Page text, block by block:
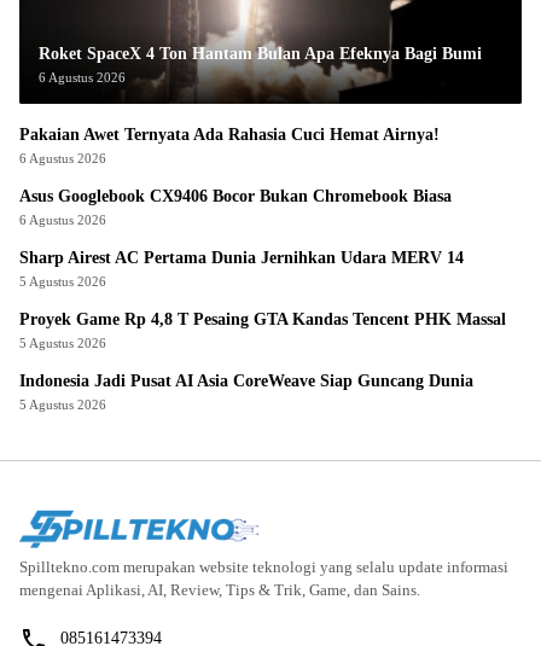
Roket SpaceX 4 Ton Hantam Bulan Apa Efeknya Bagi Bumi
6 Agustus 2026
Pakaian Awet Ternyata Ada Rahasia Cuci Hemat Airnya!
6 Agustus 2026
Asus Googlebook CX9406 Bocor Bukan Chromebook Biasa
6 Agustus 2026
Sharp Airest AC Pertama Dunia Jernihkan Udara MERV 14
5 Agustus 2026
Proyek Game Rp 4,8 T Pesaing GTA Kandas Tencent PHK Massal
5 Agustus 2026
Indonesia Jadi Pusat AI Asia CoreWeave Siap Guncang Dunia
5 Agustus 2026
Spilltekno.com merupakan website teknologi yang selalu update informasi
mengenai Aplikasi, AI, Review, Tips & Trik, Game, dan Sains.
085161473394